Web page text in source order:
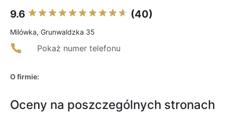
9.6 (40)
Milówka, Grunwaldzka 35
Pokaż numer telefonu
O firmie:
Oceny na poszczególnych stronach